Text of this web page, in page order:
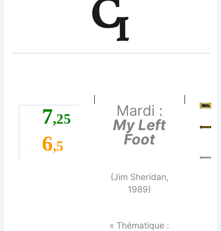
7,25
6,5
Mardi :
My Left
Foot
(Jim Sheridan,
1989)
« Thématique :